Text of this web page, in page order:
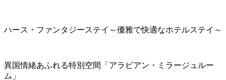
ハース・ファンタジーステイ～優雅で快適なホテルステイ～
異国情緒あふれる特別空間「アラビアン・ミラージュルー
ム」